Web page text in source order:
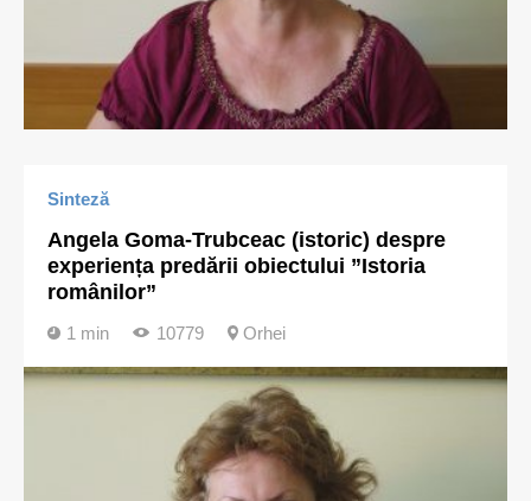
Sinteză
Angela Goma-Trubceac (istoric) despre
experiența predării obiectului ”Istoria
românilor”
1 min 10779 Orhei